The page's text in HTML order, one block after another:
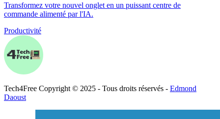
Transformez votre nouvel onglet en un puissant centre de
commande alimenté par l'IA.
Productivité
Tech4Free Copyright © 2025 - Tous droits réservés - Edmond
Daoust